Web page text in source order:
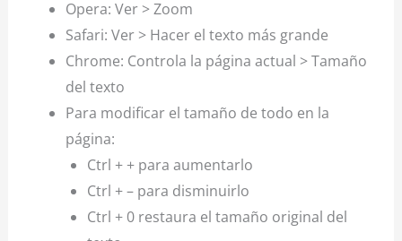
Opera: Ver > Zoom
Safari: Ver > Hacer el texto más grande
Chrome: Controla la página actual > Tamaño
del texto
Para modificar el tamaño de todo en la
página:
Ctrl + + para aumentarlo
Ctrl + – para disminuirlo
Ctrl + 0 restaura el tamaño original del